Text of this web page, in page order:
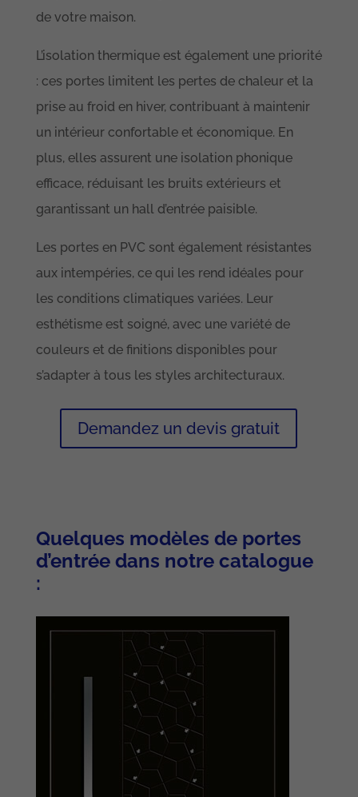
de votre maison.
L’isolation thermique est également une priorité
: ces portes limitent les pertes de chaleur et la
prise au froid en hiver, contribuant à maintenir
un intérieur confortable et économique. En
plus, elles assurent une isolation phonique
efficace, réduisant les bruits extérieurs et
garantissant un hall d’entrée paisible.
Les portes en PVC sont également résistantes
aux intempéries, ce qui les rend idéales pour
les conditions climatiques variées. Leur
esthétisme est soigné, avec une variété de
couleurs et de finitions disponibles pour
s’adapter à tous les styles architecturaux.
Demandez un devis gratuit
Quelques modèles de portes
d’entrée dans notre catalogue
: